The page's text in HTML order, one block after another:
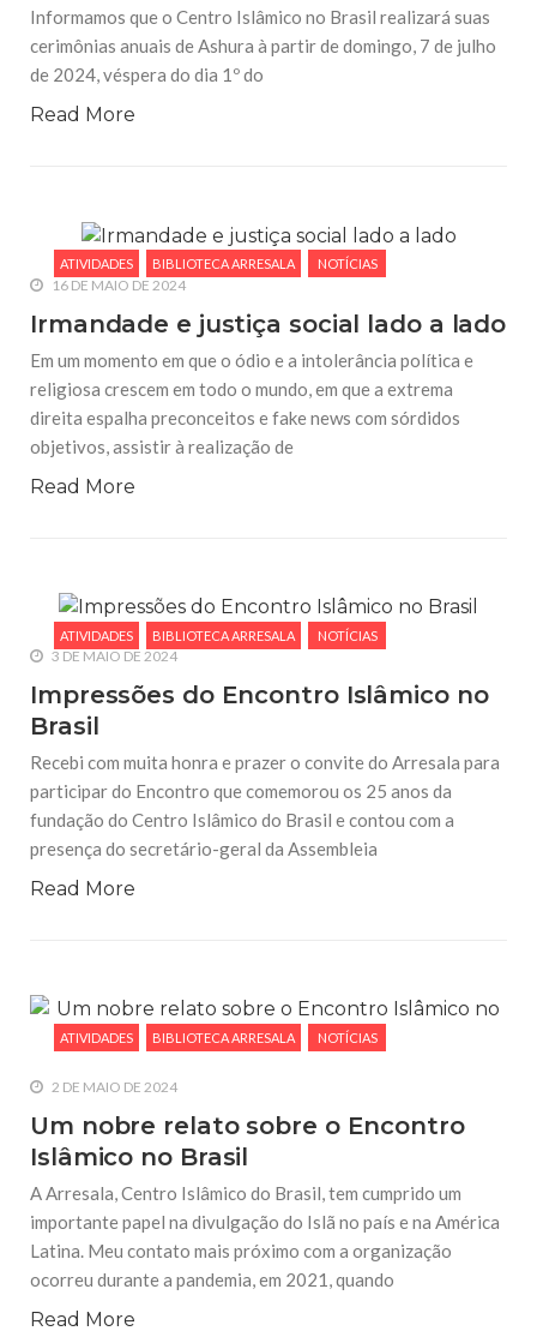
Informamos que o Centro Islâmico no Brasil realizará suas
cerimônias anuais de Ashura à partir de domingo, 7 de julho
de 2024, véspera do dia 1º do
Read More
ATIVIDADES BIBLIOTECA ARRESALA NOTÍCIAS
16 DE MAIO DE 2024
Irmandade e justiça social lado a lado
Em um momento em que o ódio e a intolerância política e
religiosa crescem em todo o mundo, em que a extrema
direita espalha preconceitos e fake news com sórdidos
objetivos, assistir à realização de
Read More
ATIVIDADES BIBLIOTECA ARRESALA NOTÍCIAS
3 DE MAIO DE 2024
Impressões do Encontro Islâmico no
Brasil
Recebi com muita honra e prazer o convite do Arresala para
participar do Encontro que comemorou os 25 anos da
fundação do Centro Islâmico do Brasil e contou com a
presença do secretário-geral da Assembleia
Read More
ATIVIDADES BIBLIOTECA ARRESALA NOTÍCIAS
2 DE MAIO DE 2024
Um nobre relato sobre o Encontro
Islâmico no Brasil
A Arresala, Centro Islâmico do Brasil, tem cumprido um
importante papel na divulgação do Islã no país e na América
Latina. Meu contato mais próximo com a organização
ocorreu durante a pandemia, em 2021, quando
Read More